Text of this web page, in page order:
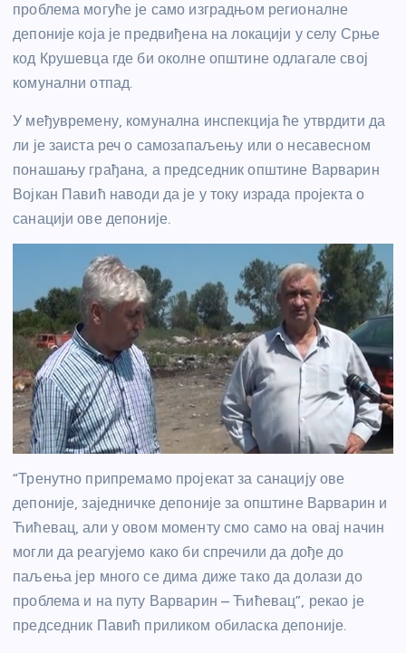
проблема могуће је само изградњом регионалне
депоније која је предвиђена на локацији у селу Срње
код Крушевца где би околне општине одлагале свој
комунални отпад.
У међувремену, комунална инспекција ће утврдити да
ли је заиста реч о самозапаљењу или о несавесном
понашању грађана, а председник општине Варварин
Војкан Павић наводи да је у току израда пројекта о
санацији ове депоније.
“Тренутно припремамо пројекат за санацију ове
депоније, заједничке депоније за општине Варварин и
Ћићевац, али у овом моменту смо само на овај начин
могли да реагујемо како би спречили да дође до
паљења јер много се дима диже тако да долази до
проблема и на путу Варварин – Ћићевац”, рекао је
председник Павић приликом обиласка депоније.